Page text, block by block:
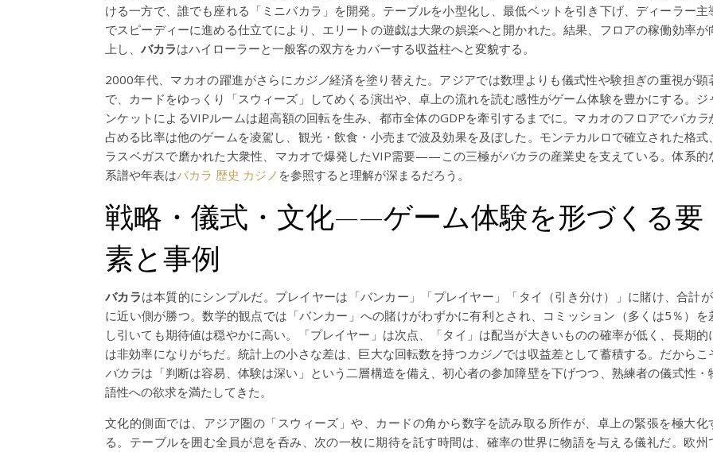
ける一方で、誰でも座れる「ミニバカラ」を開発。テーブルを小型化し、最低ベットを引き下げ、ディーラー主
でスピーディーに進める仕立てにより、エリートの遊戯は大衆の娯楽へと開かれた。結果、フロアの稼働効率が
上し、 バカラはハイローラーと一般客の双方をカバーする収益柱へと変貌する。
2000年代、マカオの躍進がさらに カジノ経済を塗り替えた。アジアでは数理よりも儀式性や験担ぎの重視が顕
で、カードをゆっくり「スウィーズ」してめくる演出や、卓上の流れを読む感性がゲーム体験を豊かにする。ジ
ンケットによるVIPルームは超高額の回転を生み、都市全体のGDPを牽引するまでに。マカオのフロアでバカラ
占める比率は他のゲームを凌駕し、観光・飲食・小売まで波及効果を及ぼした。モンテカルロで確立された格式、
ラスベガスで磨かれた大衆性、マカオで爆発したVIP需要——この三極がバカラの産業史を支えている。体系的
系譜や年表はバカラ 歴史 カジノ を参照すると理解が深まるだろう。
戦略・儀式・文化——ゲーム体験を形づくる要
素と事例
バカラは本質的にシンプルだ。プレイヤーは「バンカー」「プレイヤー」「タイ（引き分け）」に賭け、合計
に近い側が勝つ。数学的観点では「バンカー」への賭けがわずかに有利とされ、コミッション（多くは5％）を
し引いても期待値は穏やかに高い。「プレイヤー」は次点、「タイ」は配当が大きいものの確率が低く、長期的
は非効率になりがちだ。統計上の小さな差は、巨大な回転数を持つ カジノでは収益差として蓄積する。だからこ
バカラは「判断は容易、体験は深い」という二層構造を備え、初心者の参加障壁を下げつつ、熟練者の儀式性・
語性への欲求を満たしてきた。
文化的側面では、アジア圏の「スウィーズ」や、カードの角から数字を読み取る所作が、卓上の緊張を極大化
る。テーブルを囲む全員が息を呑み、次の一枚に期待を託す時間は、確率の世界に物語を与える儀礼だ。欧州